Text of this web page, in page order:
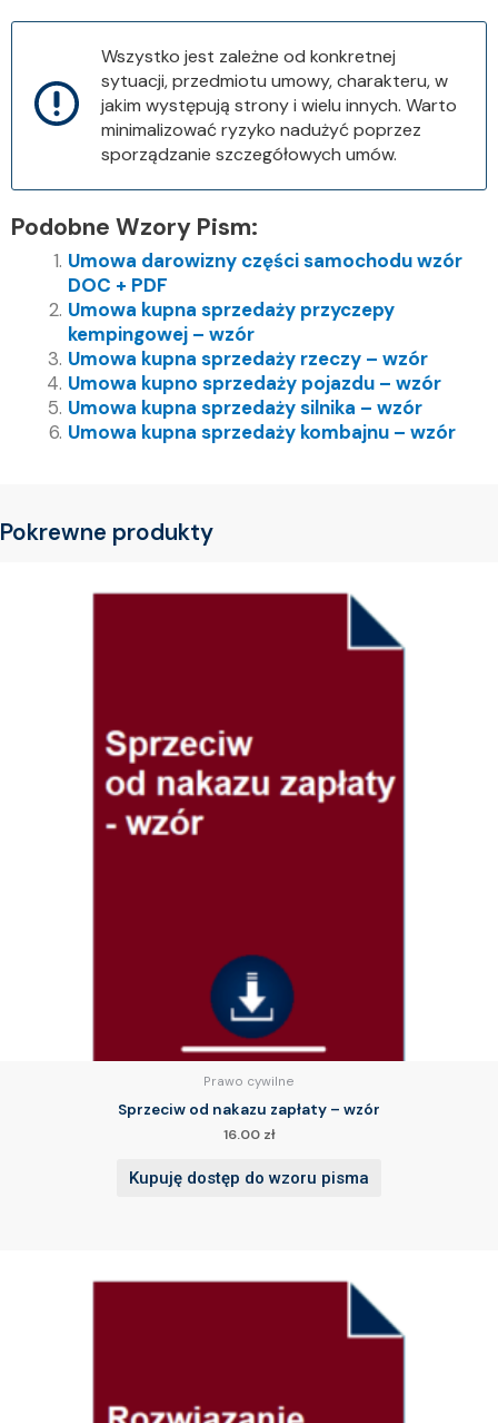
Wszystko jest zależne od konkretnej
sytuacji, przedmiotu umowy, charakteru, w
jakim występują strony i wielu innych. Warto
minimalizować ryzyko nadużyć poprzez
sporządzanie szczegółowych umów.
Podobne Wzory Pism:
Umowa darowizny części samochodu wzór
DOC + PDF
Umowa kupna sprzedaży przyczepy
kempingowej – wzór
Umowa kupna sprzedaży rzeczy – wzór
Umowa kupno sprzedaży pojazdu – wzór
Umowa kupna sprzedaży silnika – wzór
Umowa kupna sprzedaży kombajnu – wzór
Pokrewne produkty
Prawo cywilne
Sprzeciw od nakazu zapłaty – wzór
16.00 zł
Kupuję dostęp do wzoru pisma